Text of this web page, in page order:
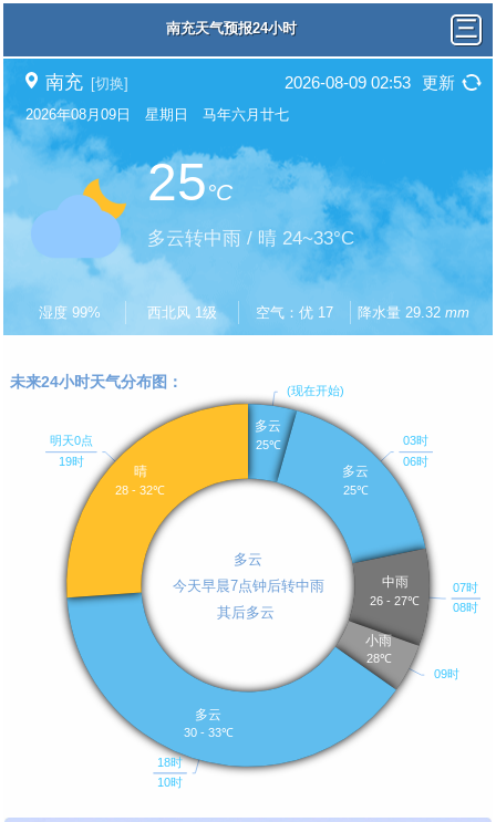
南充天气预报24小时
南充 [切换] 2026-08-09 02:53 更新
2026年08月09日 星期日 马年六月廿七
25°C
多云转中雨 / 晴 24~33°C
湿度 99% 西北风 1级 空气：优 17 降水量 29.32mm